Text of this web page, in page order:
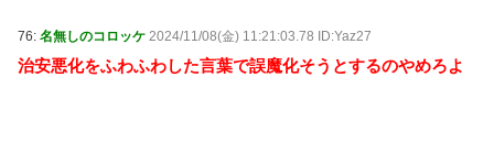
76: 名無しのコロッケ 2024/11/08(金) 11:21:03.78 ID:Yaz27
治安悪化をふわふわした言葉で誤魔化そうとするのやめろよ